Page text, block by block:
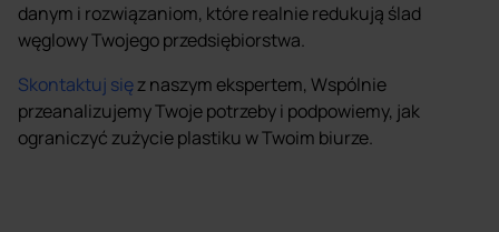
danym i rozwiązaniom, które realnie redukują ślad
węglowy Twojego przedsiębiorstwa.
Skontaktuj sięz naszym ekspertem, Wspólnie
przeanalizujemy Twoje potrzeby i podpowiemy, jak
ograniczyć zużycie plastiku w Twoim biurze.